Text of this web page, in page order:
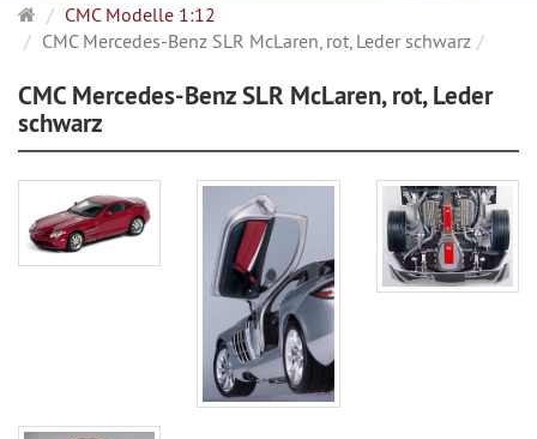
Startseite
CMC Modelle 1:12
CMC Mercedes-Benz SLR McLaren, rot, Leder schwarz
CMC Mercedes-Benz SLR McLaren, rot, Leder
schwarz